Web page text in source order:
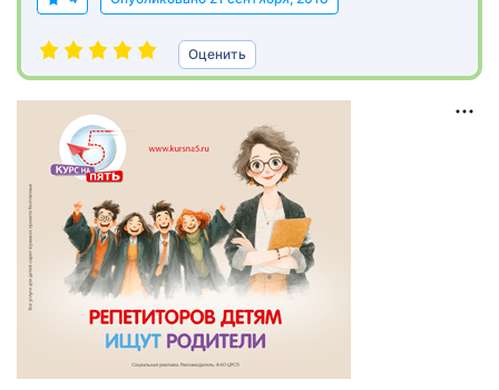
Оценить